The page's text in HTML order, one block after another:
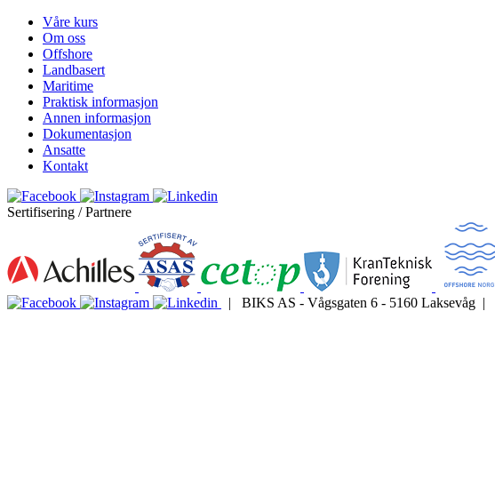
Våre kurs
Om oss
Offshore
Landbasert
Maritime
Praktisk informasjon
Annen informasjon
Dokumentasjon
Ansatte
Kontakt
Sertifisering / Partnere
| BIKS AS - Vågsgaten 6 - 5160 Laksevåg |